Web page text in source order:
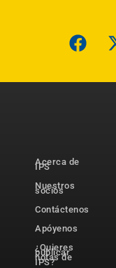
Acerca de
IPS
Nuestros
socios
Contáctenos
Apóyenos
¿Quieres
publicar
notas de
IPS?